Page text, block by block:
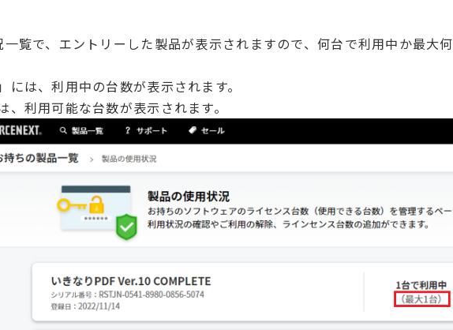
覧で、エントリーした製品が表示されますので、何台で利用中か最大
は、利用中の台数が表示されます。
利用可能な台数が表示されます。